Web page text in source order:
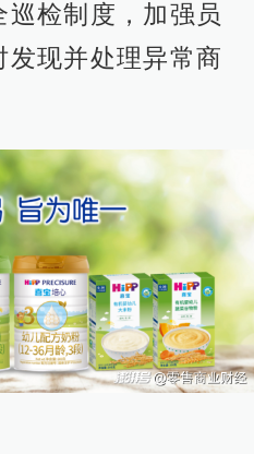
检制度，加强员
现并处理异常商